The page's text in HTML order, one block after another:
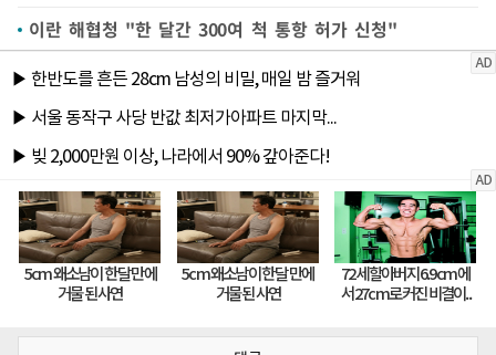
이란 해협청 "한 달간 300여 척 통항 허가 신청"